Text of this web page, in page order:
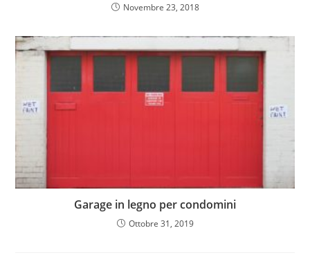
Novembre 23, 2018
Garage in legno per condomini
Ottobre 31, 2019